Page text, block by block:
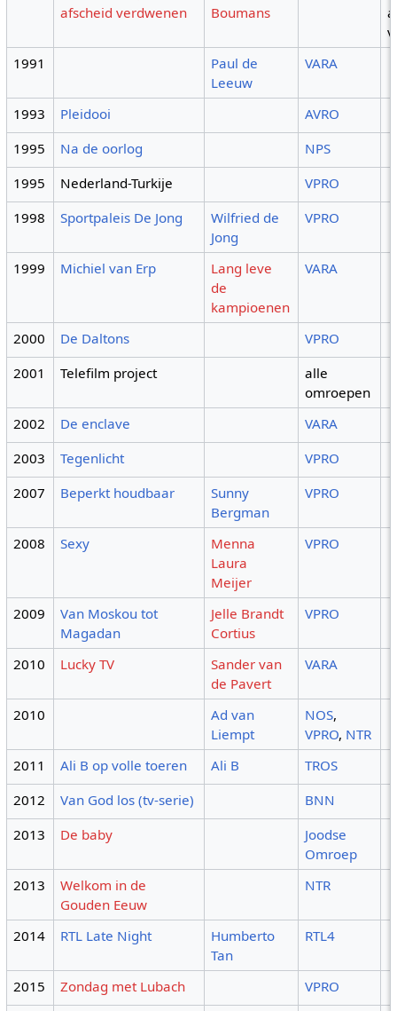
afscheid verdwenen
Boumans
1991
Paul de
Leeuw
VARA
1993 Pleidooi
AVRO
1995
Na de oorlog
NPS
1995
Nederland-Turkije
VPRO
1998
Sportpaleis De Jong
Wilfried de
Jong
VPRO
1999 Michiel van Erp
Lang leve
de
kampioenen
VARA
2000 De Daltons
VPRO
2001
Telefilm project
alle
omroepen
2002
De enclave
VARA
2003
Tegenlicht
VPRO
2007
Beperkt houdbaar
Sunny
Bergman
VPRO
2008 Sexy
Menna
Laura
Meijer
VPRO
2009
Van Moskou tot
Magadan
Jelle Brandt
Cortius
VPRO
2010 Lucky TV
Sander van
de Pavert
VARA
2010
Ad van
Liempt
NOS,
VPRO, NTR
2011
Ali B op volle toeren Ali B
TROS
2012
Van God los (tv-serie)
BNN
2013
De baby
Joodse
Omroep
2013
Welkom in de
Gouden Eeuw
NTR
2014 RTL Late Night
Humberto
Tan
RTL4
2015 Zondag met Lubach
VPRO